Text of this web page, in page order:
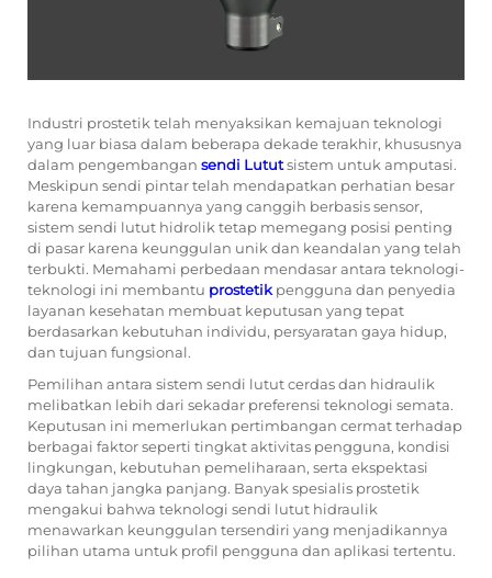
Industri prostetik telah menyaksikan kemajuan teknologi
yang luar biasa dalam beberapa dekade terakhir, khususnya
dalam pengembangan sendi Lututsistem untuk amputasi.
Meskipun sendi pintar telah mendapatkan perhatian besar
karena kemampuannya yang canggih berbasis sensor,
sistem sendi lutut hidrolik tetap memegang posisi penting
di pasar karena keunggulan unik dan keandalan yang telah
terbukti. Memahami perbedaan mendasar antara teknologi-
teknologi ini membantu prostetik pengguna dan penyedia
layanan kesehatan membuat keputusan yang tepat
berdasarkan kebutuhan individu, persyaratan gaya hidup,
dan tujuan fungsional.
Pemilihan antara sistem sendi lutut cerdas dan hidraulik
melibatkan lebih dari sekadar preferensi teknologi semata.
Keputusan ini memerlukan pertimbangan cermat terhadap
berbagai faktor seperti tingkat aktivitas pengguna, kondisi
lingkungan, kebutuhan pemeliharaan, serta ekspektasi
daya tahan jangka panjang. Banyak spesialis prostetik
mengakui bahwa teknologi sendi lutut hidraulik
menawarkan keunggulan tersendiri yang menjadikannya
pilihan utama untuk profil pengguna dan aplikasi tertentu.